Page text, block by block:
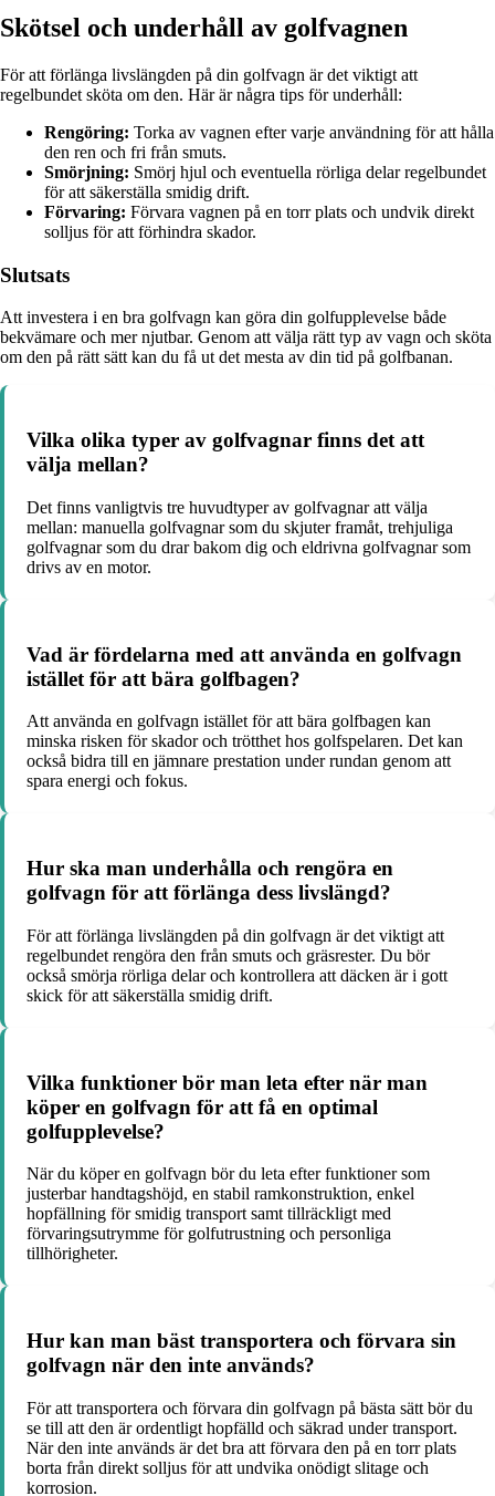
Skötsel och underhåll av golfvagnen
För att förlänga livslängden på din golfvagn är det viktigt att
regelbundet sköta om den. Här är några tips för underhåll:
Rengöring: Torka av vagnen efter varje användning för att hålla
den ren och fri från smuts.
Smörjning: Smörj hjul och eventuella rörliga delar regelbundet
för att säkerställa smidig drift.
Förvaring: Förvara vagnen på en torr plats och undvik direkt
solljus för att förhindra skador.
Slutsats
Att investera i en bra golfvagn kan göra din golfupplevelse både
bekvämare och mer njutbar. Genom att välja rätt typ av vagn och sköta
om den på rätt sätt kan du få ut det mesta av din tid på golfbanan.
Vilka olika typer av golfvagnar finns det att
välja mellan?
Det finns vanligtvis tre huvudtyper av golfvagnar att välja
mellan: manuella golfvagnar som du skjuter framåt, trehjuliga
golfvagnar som du drar bakom dig och eldrivna golfvagnar som
drivs av en motor.
Vad är fördelarna med att använda en golfvagn
istället för att bära golfbagen?
Att använda en golfvagn istället för att bära golfbagen kan
minska risken för skador och trötthet hos golfspelaren. Det kan
också bidra till en jämnare prestation under rundan genom att
spara energi och fokus.
Hur ska man underhålla och rengöra en
golfvagn för att förlänga dess livslängd?
För att förlänga livslängden på din golfvagn är det viktigt att
regelbundet rengöra den från smuts och gräsrester. Du bör
också smörja rörliga delar och kontrollera att däcken är i gott
skick för att säkerställa smidig drift.
Vilka funktioner bör man leta efter när man
köper en golfvagn för att få en optimal
golfupplevelse?
När du köper en golfvagn bör du leta efter funktioner som
justerbar handtagshöjd, en stabil ramkonstruktion, enkel
hopfällning för smidig transport samt tillräckligt med
förvaringsutrymme för golfutrustning och personliga
tillhörigheter.
Hur kan man bäst transportera och förvara sin
golfvagn när den inte används?
För att transportera och förvara din golfvagn på bästa sätt bör du
se till att den är ordentligt hopfälld och säkrad under transport.
När den inte används är det bra att förvara den på en torr plats
borta från direkt solljus för att undvika onödigt slitage och
korrosion.